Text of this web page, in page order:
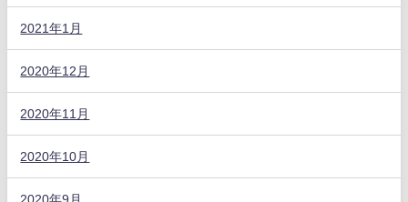
2021年1月
2020年12月
2020年11月
2020年10月
2020年9月